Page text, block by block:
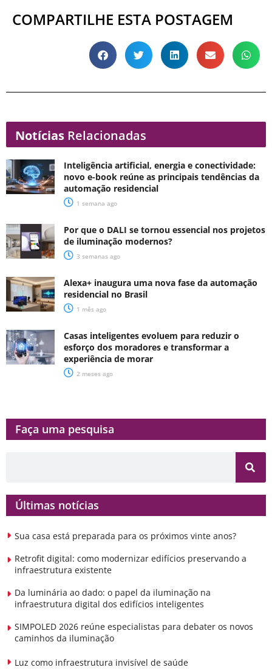
COMPARTILHE ESTA POSTAGEM
Notícias Relacionadas
Inteligência artificial, energia e conectividade:
novo e-book reúne as principais tendências da
automação residencial
1 semana ago
Por que o DALI se tornou essencial nos projetos
de iluminação modernos?
3 semanas ago
Alexa+ inaugura uma nova fase da automação
residencial no Brasil
1 mês ago
Casas inteligentes evoluem para reduzir o
esforço dos moradores e transformar a
experiência de morar
2 meses ago
Faça uma pesquisa​​
Últimas notícias
Sua casa está preparada para os próximos vinte anos?
Retrofit digital: como modernizar edifícios preservando a
infraestrutura existente
Da luminária ao dado: o papel da iluminação na
infraestrutura digital dos edifícios inteligentes
SIMPOLED 2026 reúne especialistas para debater os novos
caminhos da iluminação
Luz como infraestrutura invisível de saúde